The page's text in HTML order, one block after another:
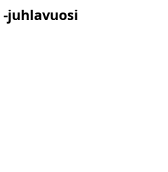
juhlavuosi